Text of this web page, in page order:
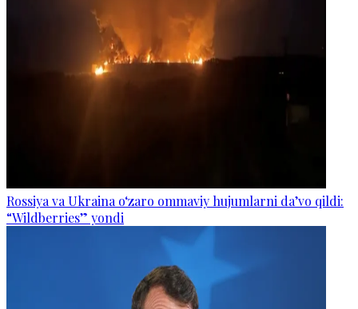
Rossiya va Ukraina o‘zaro ommaviy hujumlarni da’vo qildi:
“Wildberries” yondi